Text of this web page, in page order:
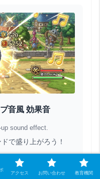
音風 効果音
sound effect.
で盛り上がろう！
アクセス お問い合わせ 教育機関